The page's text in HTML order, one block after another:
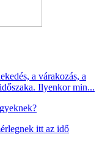
a várakozás, a
Ilyenkor min...
itt az idő